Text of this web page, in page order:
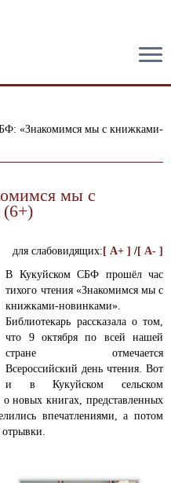
«Знакомимся мы с книжками-
мы с
для слабовидящих: [ A+ ] /[ A- ]
В Кукуйском СБФ прошёл час
тихого чтения «Знакомимся мы с
книжками-новинками».
Библиотекарь рассказала о том,
что 9 октября по всей нашей
стране отмечается
Всероссийский день чтения. Вот
и в Кукуйском сельском
новых книгах, представленных
впечатлениями, а потом
отрывки.